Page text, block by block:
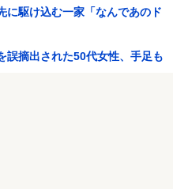
に駆け込む一家「なんであのド
誤摘出された50代女性、手足も